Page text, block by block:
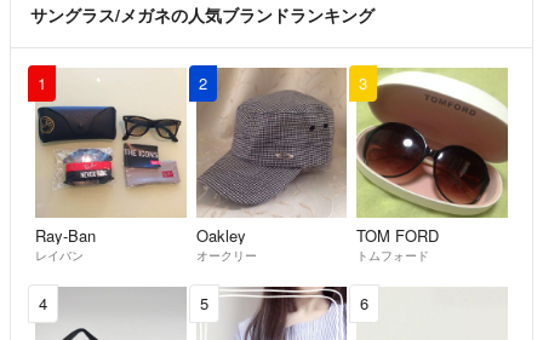
サングラス/メガネの人気ブランドランキング
1
Ray-Ban
レイバン
2
Oakley
オークリー
3
TOM FORD
トムフォード
4 5 6